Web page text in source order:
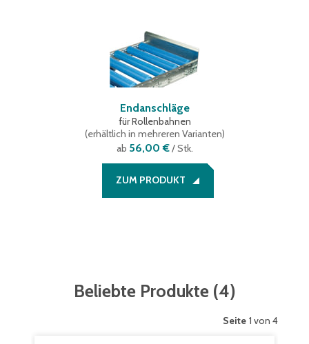
Endanschläge
für Rollenbahnen
(erhältlich in mehreren Varianten)
ab 56,00 €/ Stk.
ZUM PRODUKT
Beliebte Produkte (4)
Seite 1 von 4